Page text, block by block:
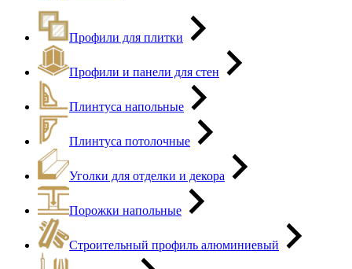
Профили для плитки
Профили и панели для стен
Плинтуса напольные
Плинтуса потолочные
Уголки для отделки и декора
Порожки напольные
Строительный профиль алюминиевый